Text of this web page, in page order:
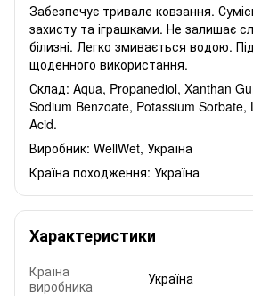
Забезпечує тривале ковзання.
захисту та іграшками. Не залишає
білизні. Легко змивається водою.
щоденного використання.
Склад: Aqua, Propanediol, Xanthan
Sodium Benzoate, Potassium Sorbate,
Acid.
Виробник: WellWet, Україна
Країна походження: Україна
Характеристики
Країна
виробника
Україна